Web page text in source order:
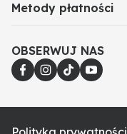
Metody płatności
OBSERWUJ NAS